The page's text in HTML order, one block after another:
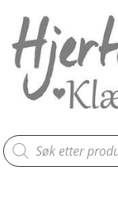
Products
search